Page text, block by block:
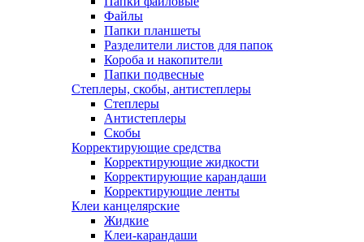
Файлы
Папки планшеты
Разделители листов для папок
Короба и накопители
Папки подвесные
Степлеры, скобы, антистеплеры
Степлеры
Антистеплеры
Скобы
Корректирующие средства
Корректирующие жидкости
Корректирующие карандаши
Корректирующие ленты
Клеи канцелярские
Жидкие
Клеи-карандаши